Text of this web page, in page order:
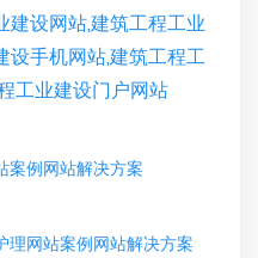
建设网站,建筑工程工业
设手机网站,建筑工程工
工业建设门户网站
案例网站解决方案
理网站案例网站解决方案